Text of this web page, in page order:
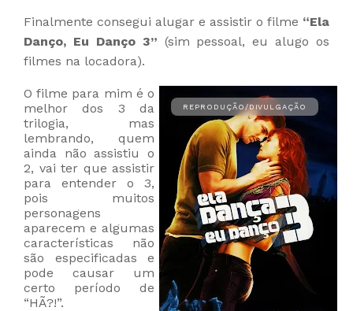
Finalmente consegui alugar e assistir o filme “Ela
Danço, Eu Danço 3” (sim pessoal, eu alugo os
filmes na locadora).
O filme para mim é o
melhor dos 3 da
trilogia, mas
lembrando, quem
ainda não assistiu o
2, vai ter que assistir
para entender o 3,
pois muitos
personagens
aparecem e algumas
características não
são especificadas e
pode causar um
certo período de
“HÃ?!”.